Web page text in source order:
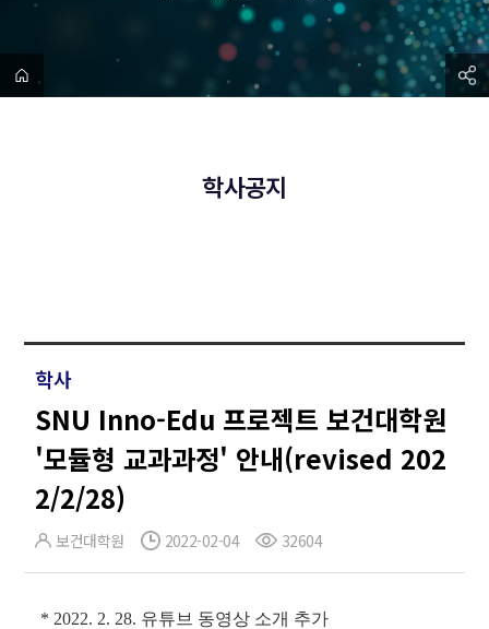
학사공지
학사
SNU Inno-Edu 프로젝트 보건대학원
'모듈형 교과과정' 안내(revised 202
2/2/28)
보건대학원 2022-02-04 32604
* 2022. 2. 28. 유튜브 동영상 소개 추가